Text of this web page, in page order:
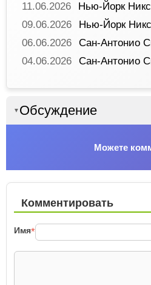
11.06.2026
Нью-Йорк
09.06.2026
Нью-Йорк
06.06.2026
Сан-Антонио
04.06.2026
Сан-Антонио
▼ Обсуждение
Можете
Комментировать
Имя*